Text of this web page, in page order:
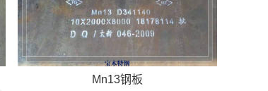
Mn13钢板